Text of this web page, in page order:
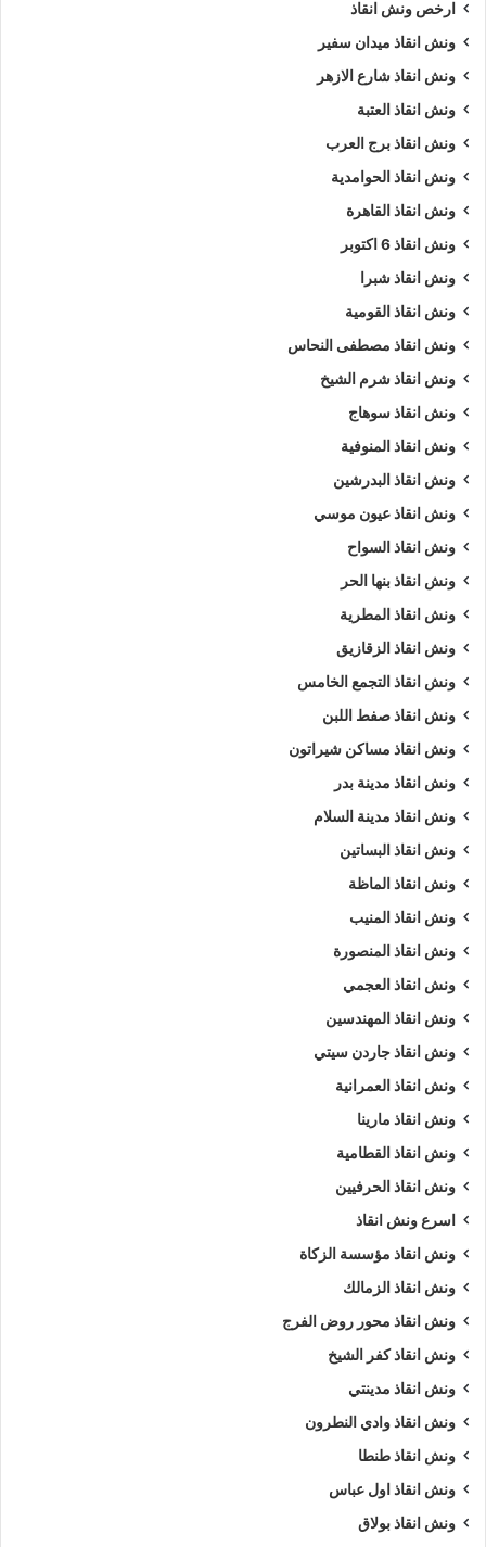
ارخص ونش انقاذ
ونش انقاذ ميدان سفير
ونش انقاذ شارع الازهر
ونش انقاذ العتبة
ونش انقاذ برج العرب
ونش انقاذ الحوامدية
ونش انقاذ القاهرة
ونش انقاذ 6 اكتوبر
ونش انقاذ شبرا
ونش انقاذ القومية
ونش انقاذ مصطفى النحاس
ونش انقاذ شرم الشيخ
ونش انقاذ سوهاج
ونش انقاذ المنوفية
ونش انقاذ البدرشين
ونش انقاذ عيون موسي
ونش انقاذ السواح
ونش انقاذ بنها الحر
ونش انقاذ المطرية
ونش انقاذ الزقازيق
ونش انقاذ التجمع الخامس
ونش انقاذ صفط اللبن
ونش انقاذ مساكن شيراتون
ونش انقاذ مدينة بدر
ونش انقاذ مدينة السلام
ونش انقاذ البساتين
ونش انقاذ الماظة
ونش انقاذ المنيب
ونش انقاذ المنصورة
ونش انقاذ العجمي
ونش انقاذ المهندسين
ونش انقاذ جاردن سيتي
ونش انقاذ العمرانية
ونش انقاذ مارينا
ونش انقاذ القطامية
ونش انقاذ الحرفيين
اسرع ونش انقاذ
ونش انقاذ مؤسسة الزكاة
ونش انقاذ الزمالك
ونش انقاذ محور روض الفرج
ونش انقاذ كفر الشيخ
ونش انقاذ مدينتي
ونش انقاذ وادي النطرون
ونش انقاذ طنطا
ونش انقاذ اول عباس
ونش انقاذ بولاق